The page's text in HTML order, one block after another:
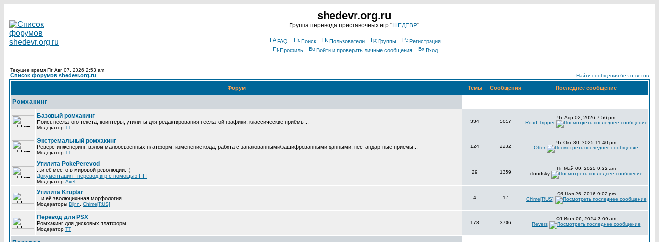
shedevr.org.ru
Группа перевода приставочных игр "ШЕДЕВР"
FAQ Поиск Пользователи Группы
Регистрация
Профиль
Войти и проверить личные сообщения Вход
Текущее время Пт Авг 07, 2026 2:53 am
Список форумов shedevr.org.ru Найти сообщения без ответов
Форум Темы Сообщения Последнее сообщение
Ромхакинг
Базовый ромхакинг
Поиск несжатого текста, поинтеры, утилиты для редактирования несжатой графики, классические приёмы...
Модератор TT
334 5017
Чт Апр 02, 2026 7:56 pm
Road Tripper
Экстремальный ромхакинг
Реверс-инженеринг, взлом малоосвоенных платформ, изменение кода, работа с запакованными/зашифрованными данными, нестандартные приёмы...
Модератор TT
124 2232
Чт Окт 30, 2025 11:40 pm
Otter
Утилита PokePerevod
...и её место в мировой революции. :)
Документация - перевод игр с помощью ПП
Модератор Axel
29 1359
Пт Май 09, 2025 9:32 am
cloudsky
Утилита Kruptar
...и её эволюционная морфология.
Модераторы Djinn Chime[RUS]
4 17
Сб Ноя 26, 2016 9:02 pm
Chime[RUS]
Перевод для PSX
Ромхакинг для дисковых платформ.
Модератор TT
178 3706
Сб Июл 06, 2024 3:09 am
Revers